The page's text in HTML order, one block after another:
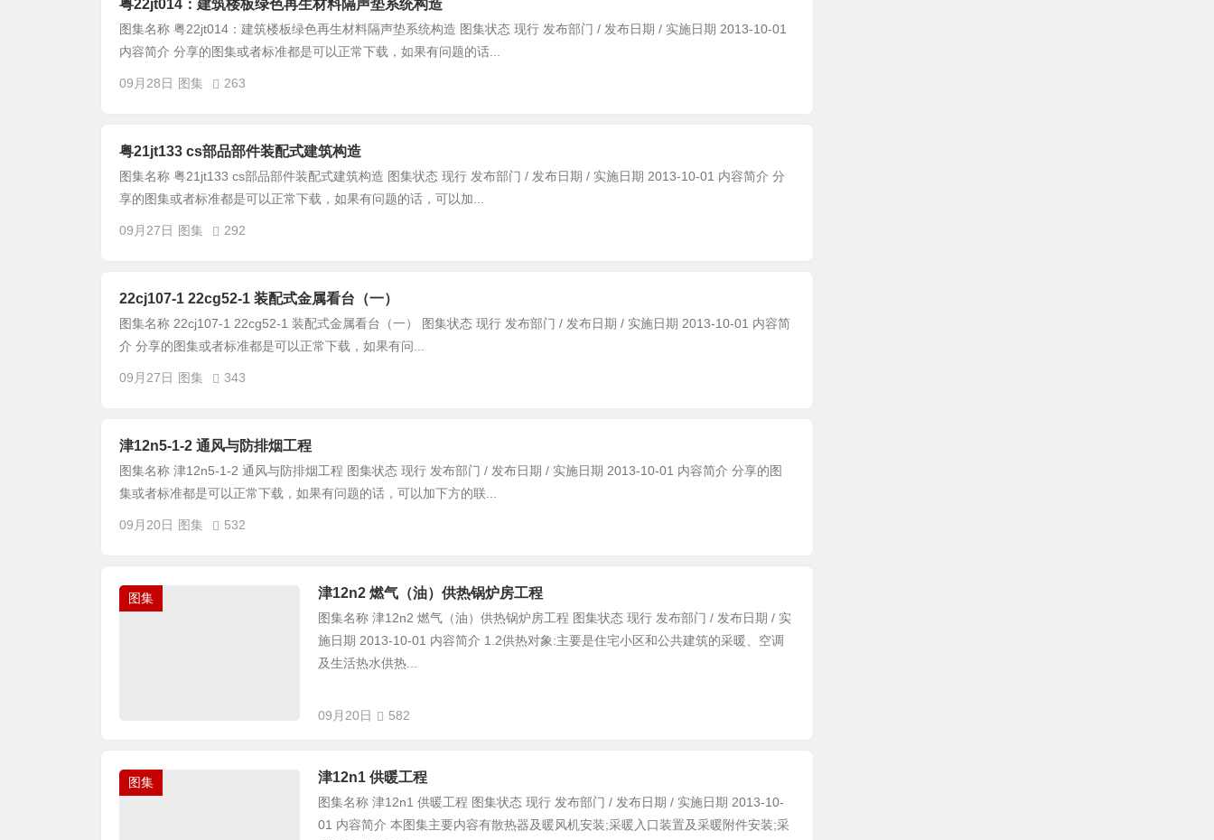
粤22jt014：建筑楼板绿色再生材料隔声垫系统构造
图集名称 粤22jt014：建筑楼板绿色再生材料隔声垫系统构造 图集状态 现行 发布部门 / 发布日期 / 实施日期 2013-10-01
内容简介 分享的图集或者标准都是可以正常下载，如果有问题的话...
09月28日 图集 263
粤21jt133 cs部品部件装配式建筑构造
图集名称 粤21jt133 cs部品部件装配式建筑构造 图集状态 现行 发布部门 / 发布日期 / 实施日期 2013-10-01 内容简介 分
享的图集或者标准都是可以正常下载，如果有问题的话，可以加...
09月27日 图集 292
22cj107-1 22cg52-1 装配式金属看台（一）
图集名称 22cj107-1 22cg52-1 装配式金属看台（一） 图集状态 现行 发布部门 / 发布日期 / 实施日期 2013-10-01 内容简
介 分享的图集或者标准都是可以正常下载，如果有问...
09月27日 图集 343
津12n5-1-2 通风与防排烟工程
图集名称 津12n5-1-2 通风与防排烟工程 图集状态 现行 发布部门 / 发布日期 / 实施日期 2013-10-01 内容简介 分享的图
集或者标准都是可以正常下载，如果有问题的话，可以加下方的联...
09月20日 图集 532
图集 津12n2 燃气（油）供热锅炉房工程
图集名称 津12n2 燃气（油）供热锅炉房工程 图集状态 现行 发布部门 / 发布日期 / 实
施日期 2013-10-01 内容简介 1.2供热对象:主要是住宅小区和公共建筑的采暖、空调
及生活热水供热...
09月20日 582
图集 津12n1 供暖工程
图集名称 津12n1 供暖工程 图集状态 现行 发布部门 / 发布日期 / 实施日期 2013-10-
01 内容简介 本图集主要内容有散热器及暖风机安装;采暖入口装置及采暖附件安装;采